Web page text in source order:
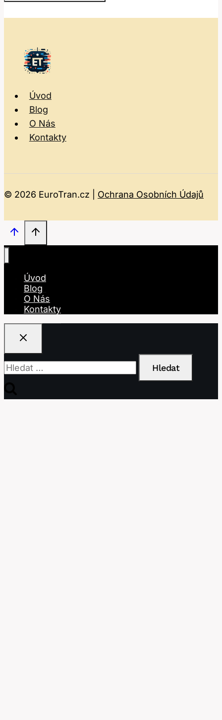
Úvod
Blog
O Nás
Kontakty
© 2026 EuroTran.cz | Ochrana Osobních Údajů
Úvod
Blog
O Nás
Kontakty
Vyhledávání